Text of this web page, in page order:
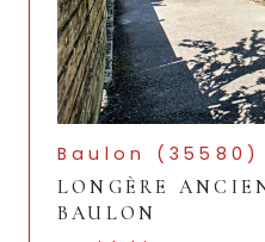
Baulon (35580)
LONGÈRE
BAULON